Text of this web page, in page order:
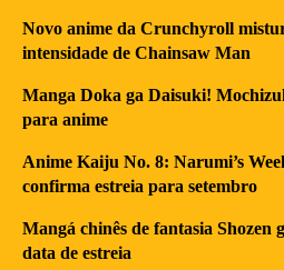
Novo anime da Crunchyroll
intensidade de Chainsaw Man
Manga Doka ga Daisuki!
para anime
Anime Kaiju No. 8: Narumi’s
confirma estreia para setembro
Mangá chinês de fantasia Shozen
data de estreia